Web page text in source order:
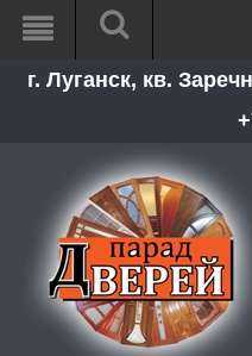
г. Луганск, кв.